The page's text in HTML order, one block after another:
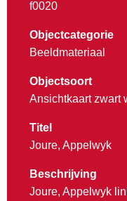
f0020
Objectcategorie
Beeldmateriaal
Objectsoort
Ansichtkaart zwart
Titel
Joure, Appelwyk
Beschrijving
Joure, Appelwyk